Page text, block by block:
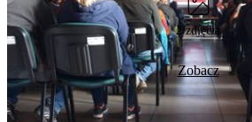
2 zdjęcia
Zobacz